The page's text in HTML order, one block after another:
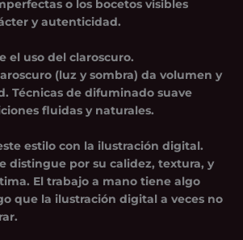
o los bocetos visibles
y autenticidad.
el uso del claroscuro.
(luz y sombra) da volumen y
Técnicas de difuminado suave
fluidas y naturales.
estilo con la ilustración digital.
distingue por su calidez, textura, y
El trabajo a mano tiene algo
que la ilustración digital a veces no